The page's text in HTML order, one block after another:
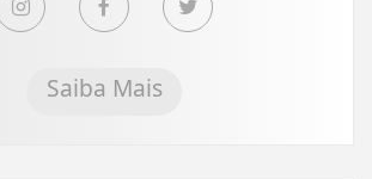
Saiba Mais